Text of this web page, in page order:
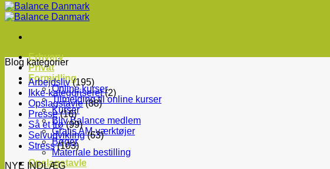
Erhverv
Privat
Formidling
Online kurser
Tilmelding til online kurser
Kurser
Bliv Balance medlem
Gratis AM-værktøjer
Bøger
Materiale bestilling
Opslagstavle
Blog kategorier
Arbejdsliv(195)
Ikke-kategoriseret(2)
Opslagstavle(88)
Presse(16)
Så et frø(99)
Selvudvikling(63)
Stress(103)
NYE INDLÆG